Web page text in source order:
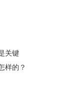
关键
样的？